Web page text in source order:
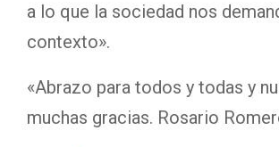
a lo que la sociedad nos
contexto».
«Abrazo para todos y todas y
muchas gracias. Rosario